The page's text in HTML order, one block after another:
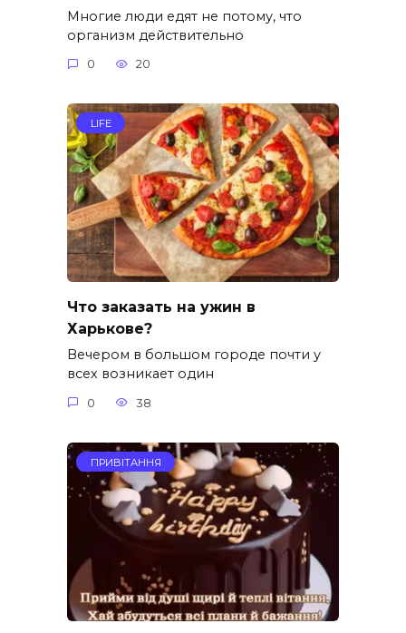
Многие люди едят не потому, что
организм действительно
0 20
LIFE
Что заказать на ужин в
Харькове?
Вечером в большом городе почти у
всех возникает один
0 38
ПРИВІТАННЯ